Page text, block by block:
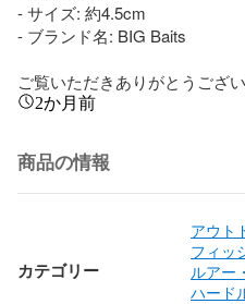
- サイズ: 約4.5cm
- ブランド名: BIG Baits
ご覧いただきありがとうござい
2か月前
商品の情報
カテゴリー
アウト
フィッ
ルアー
ハード